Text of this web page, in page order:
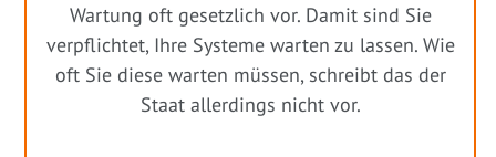
Wartung oft gesetzlich vor. Damit sind Sie
verpflichtet, Ihre Systeme warten zu lassen. Wie
oft Sie diese warten müssen, schreibt das der
Staat allerdings nicht vor.